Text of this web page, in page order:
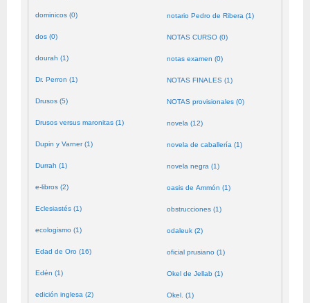
dominicos (0)
dos (0)
dourah (1)
Dr. Perron (1)
Drusos (5)
Drusos versus maronitas (1)
Dupin y Varner (1)
Durrah (1)
e-libros (2)
Eclesiastés (1)
ecologismo (1)
Edad de Oro (16)
Edén (1)
edición inglesa (2)
notario Pedro de Ribera (1)
NOTAS CURSO (0)
notas examen (0)
NOTAS FINALES (1)
NOTAS provisionales (0)
novela (12)
novela de caballería (1)
novela negra (1)
oasis de Ammón (1)
obstrucciones (1)
odaleuk (2)
oficial prusiano (1)
Okel de Jellab (1)
Okel. (1)